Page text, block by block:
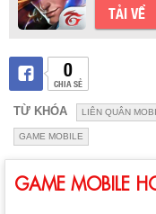
TẢI VỀ
0
CHIA SẺ
TỪ KHÓA LIÊN QUÂN
GAME MOBILE
GAME MOBILE